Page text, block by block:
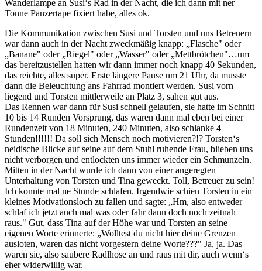
Wanderlampe an Susi‘s Rad in der Nacht, die ich dann mit ner
Tonne Panzertape fixiert habe, alles ok.
Die Kommunikation zwischen Susi und Torsten und uns Betreuern
war dann auch in der Nacht zweckmäßig knapp: „Flasche" oder
„Banane" oder „Riegel" oder „Wasser" oder „Mettbrötchen"…um
das bereitzustellen hatten wir dann immer noch knapp 40 Sekunden,
das reichte, alles super. Erste längere Pause um 21 Uhr, da musste
dann die Beleuchtung ans Fahrrad montiert werden. Susi vorn
liegend und Torsten mittlerweile an Platz 3, sahen gut aus.
Das Rennen war dann für Susi schnell gelaufen, sie hatte im Schnitt
10 bis 14 Runden Vorsprung, das waren dann mal eben bei einer
Rundenzeit von 18 Minuten, 240 Minuten, also schlanke 4
Stunden!!!!!! Da soll sich Mensch noch motivieren?!? Torsten‘s
neidische Blicke auf seine auf dem Stuhl ruhende Frau, blieben uns
nicht verborgen und entlockten uns immer wieder ein Schmunzeln.
Mitten in der Nacht wurde ich dann von einer angeregten
Unterhaltung von Torsten und Tina geweckt. Toll, Betreuer zu sein!
Ich konnte mal ne Stunde schlafen. Irgendwie schien Torsten in ein
kleines Motivationsloch zu fallen und sagte: „Hm, also entweder
schlaf ich jetzt auch mal was oder fahr dann doch noch zeitnah
raus." Gut, dass Tina auf der Höhe war und Torsten an seine
eigenen Worte erinnerte: „Wolltest du nicht hier deine Grenzen
ausloten, waren das nicht vorgestern deine Worte???" Ja, ja. Das
waren sie, also saubere Radlhose an und raus mit dir, auch wenn‘s
eher widerwillig war.